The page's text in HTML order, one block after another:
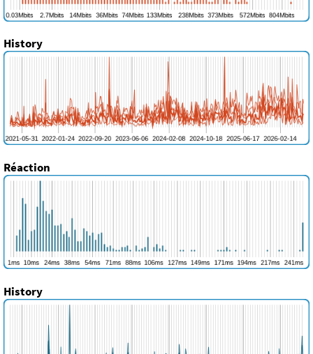
History
Réaction
History